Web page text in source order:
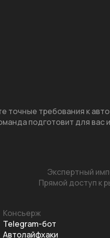
точные требования к
подготовит для
Экспертный
Прямой доступ к
Консьерж
Telegram-бот
Автолайфхаки